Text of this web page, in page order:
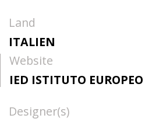
Land
ITALIEN
Website
IED ISTITUTO
Designer(s)